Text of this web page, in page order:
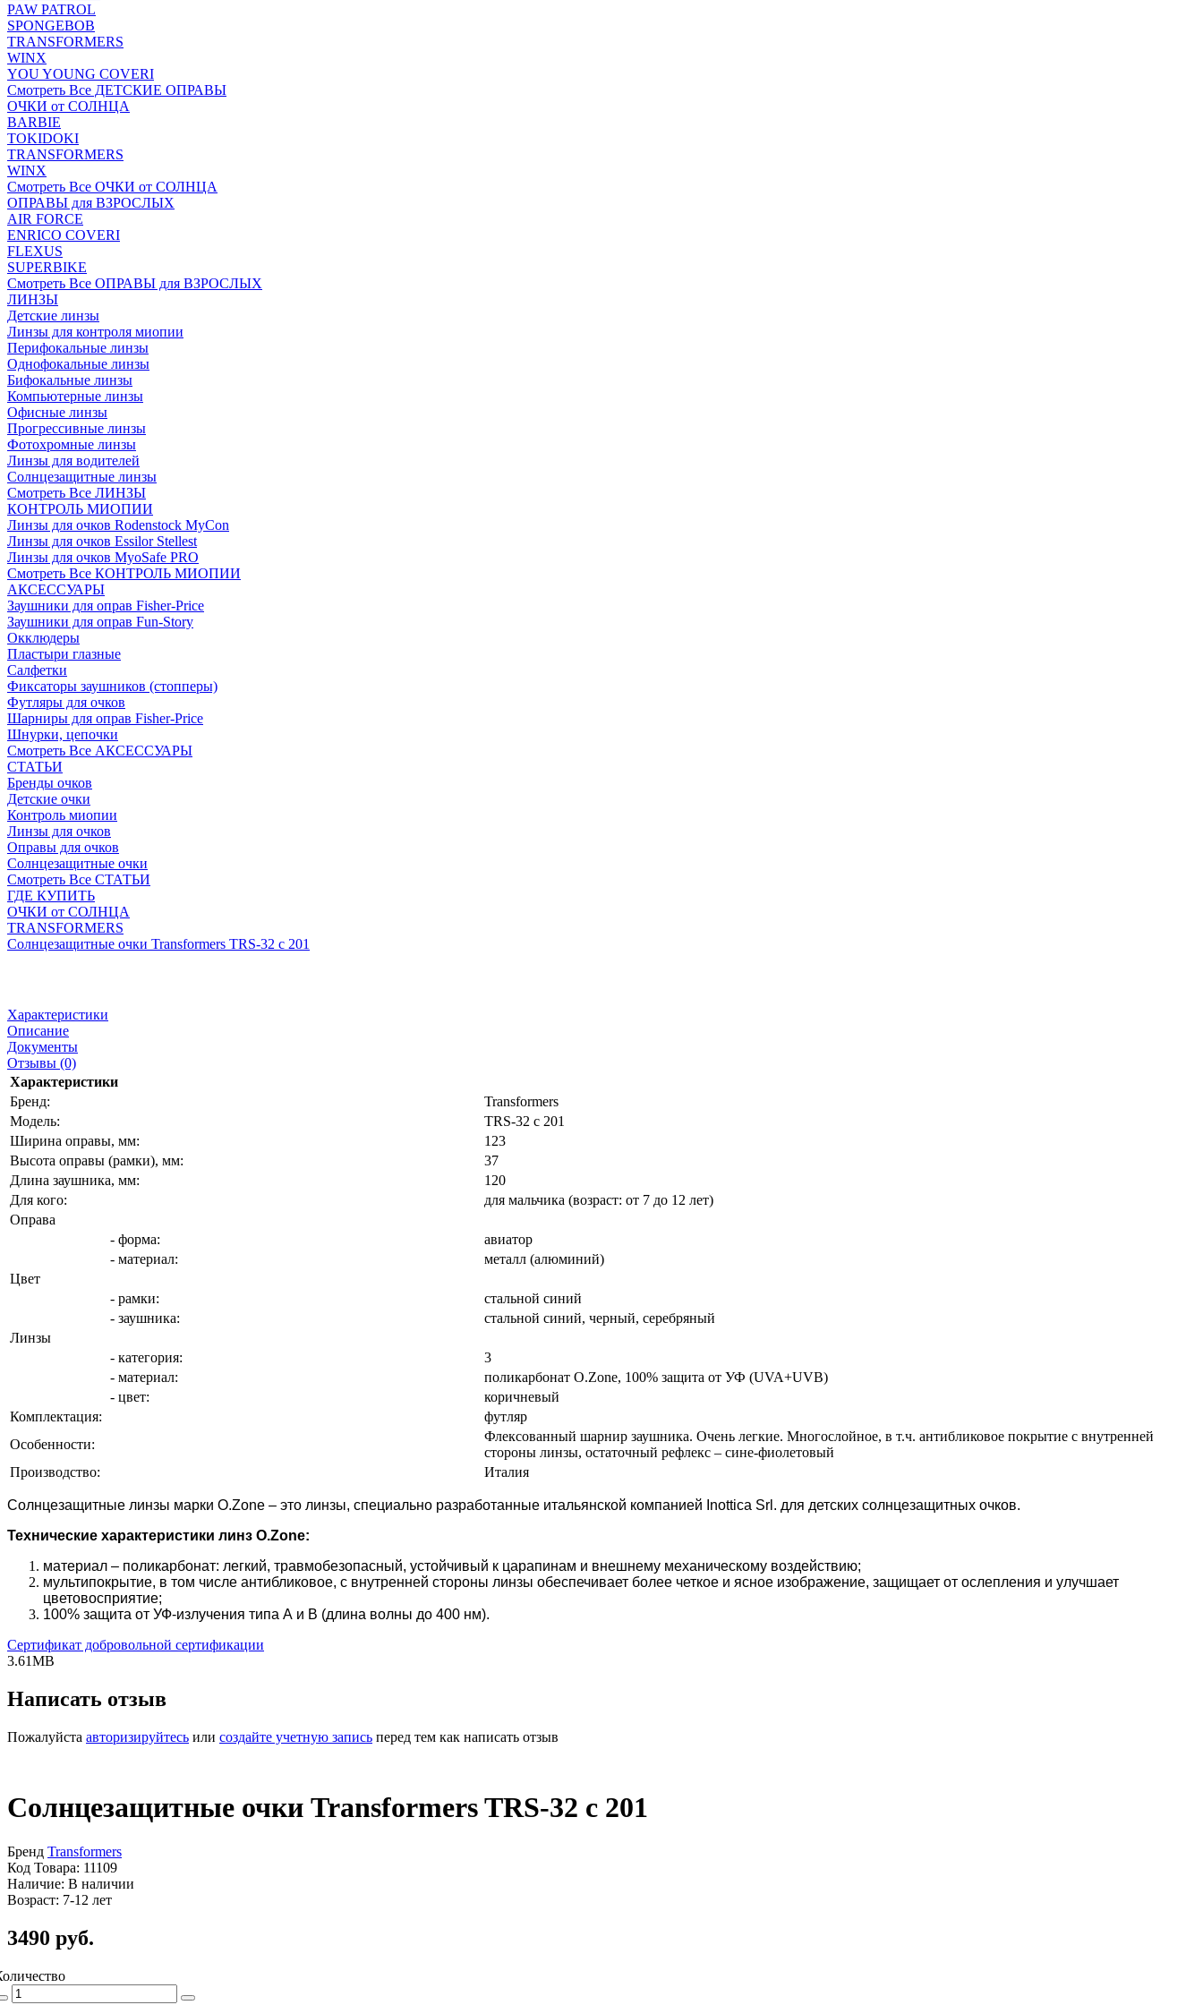
PAW PATROL
SPONGEBOB
TRANSFORMERS
WINX
YOU YOUNG COVERI
Смотреть Все ДЕТСКИЕ ОПРАВЫ
ОЧКИ от СОЛНЦА
BARBIE
TOKIDOKI
TRANSFORMERS
WINX
Смотреть Все ОЧКИ от СОЛНЦА
ОПРАВЫ для ВЗРОСЛЫХ
AIR FORCE
ENRICO COVERI
FLEXUS
SUPERBIKE
Смотреть Все ОПРАВЫ для ВЗРОСЛЫХ
ЛИНЗЫ
Детские линзы
Линзы для контроля миопии
Перифокальные линзы
Однофокальные линзы
Бифокальные линзы
Компьютерные линзы
Офисные линзы
Прогрессивные линзы
Фотохромные линзы
Линзы для водителей
Солнцезащитные линзы
Смотреть Все ЛИНЗЫ
КОНТРОЛЬ МИОПИИ
Линзы для очков Rodenstock MyCon
Линзы для очков Essilor Stellest
Линзы для очков MyoSafe PRO
Смотреть Все КОНТРОЛЬ МИОПИИ
АКСЕССУАРЫ
Заушники для оправ Fisher-Price
Заушники для оправ Fun-Story
Окклюдеры
Пластыри глазные
Салфетки
Фиксаторы заушников (стопперы)
Футляры для очков
Шарниры для оправ Fisher-Price
Шнурки, цепочки
Смотреть Все АКСЕССУАРЫ
СТАТЬИ
Бренды очков
Детские очки
Контроль миопии
Линзы для очков
Оправы для очков
Солнцезащитные очки
Смотреть Все СТАТЬИ
ГДЕ КУПИТЬ
ОЧКИ от СОЛНЦА
TRANSFORMERS
Солнцезащитные очки Transformers TRS-32 c 201
Характеристики
Описание
Документы
Отзывы (0)
Характеристики
Бренд:
Transformers
Модель:
TRS-32 c 201
Ширина оправы, мм:
123
Высота оправы (рамки), мм:
37
Длина заушника, мм:
120
Для кого:
для мальчика (возраст: от 7 до 12 лет)
Оправа
- форма:
авиатор
- материал:
металл (алюминий)
Цвет
- рамки:
стальной синий
- заушника:
стальной синий, черный, серебряный
Линзы
- категория:
3
- материал:
поликарбонат O.Zone, 100% защита от УФ (UVA+UVB)
- цвет:
коричневый
Комплектация:
футляр
Особенности:
Флексованный шарнир заушника. Очень легкие. Многослойное, в т.ч. антибликовое покрытие с внутренней
стороны линзы, остаточный рефлекс – сине-фиолетовый
Производство:
Италия
Солнцезащитные линзы марки O.Zone – это линзы, специально разработанные итальянской компанией Inottica Srl. для детских солнцезащитных очков.
Технические характеристики линз O.Zone:
материал – поликарбонат: легкий, травмобезопасный, устойчивый к царапинам и внешнему механическому воздействию;
мультипокрытие, в том числе антибликовое, с внутренней стороны линзы обеспечивает более четкое и ясное изображение, защищает от ослепления и улучшает
цветовосприятие;
100% защита от УФ-излучения типа А и В (длина волны до 400 нм).
Cертификат добровольной сертификации
3.61MB
Написать отзыв
Пожалуйста авторизируйтесь или создайте учетную запись перед тем как написать отзыв
Солнцезащитные очки Transformers TRS-32 c 201
Бренд Transformers
Код Товара: 11109
Наличие: В наличии
Возраст: 7-12 лет
3490 руб.